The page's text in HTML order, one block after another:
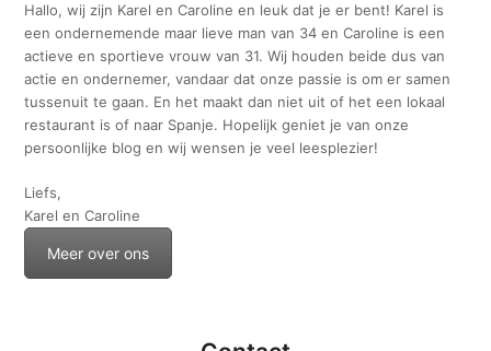
Hallo, wij zijn Karel en Caroline en leuk dat je er bent! Karel is
een ondernemende maar lieve man van 34 en Caroline is een
actieve en sportieve vrouw van 31. Wij houden beide dus van
actie en ondernemer, vandaar dat onze passie is om er samen
tussenuit te gaan. En het maakt dan niet uit of het een lokaal
restaurant is of naar Spanje. Hopelijk geniet je van onze
persoonlijke blog en wij wensen je veel leesplezier!
Liefs,
Karel en Caroline
Meer over ons